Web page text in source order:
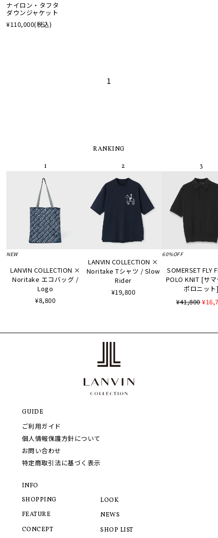
ナイロン・タフタ
ダウンジャケット
¥110,000(税込)
1
RANKING
NEW
LANVIN COLLECTION ×
Noritake エコバッグ /
Logo
¥8,800
LANVIN COLLECTION ×
Noritake Tシャツ / Slow
Rider
¥19,800
60%OFF
SOMERSET FLY
POLO KNIT [サ
ポロニッ
¥41,800
GUIDE
ご利用ガイド
個人情報保護方針について
お問い合わせ
特定商取引法に基づく表示
INFO
SHOPPING
FEATURE
CONCEPT
LOOK
NEWS
SHOP LIST